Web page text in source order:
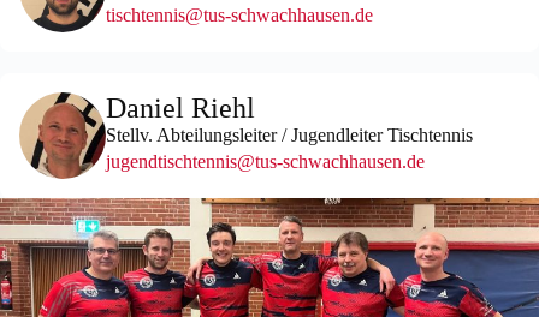
tischtennis@tus-schwachhausen.de
Daniel Riehl
Stellv. Abteilungsleiter / Jugendleiter Tischtennis
jugendtischtennis@tus-schwachhausen.de